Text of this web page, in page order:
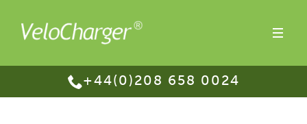
+44(0)208 658 0024